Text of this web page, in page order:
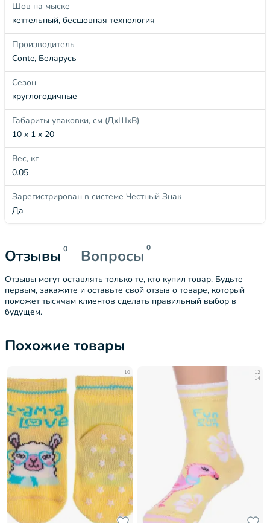
Шов на мыске
кеттельный, бесшовная технология
Производитель
Conte, Беларусь
Сезон
круглогодичные
Габариты упаковки, см (ДхШхВ)
10 x 1 x 20
Вес, кг
0.05
Зарегистрирован в системе Честный Знак
Да
Отзывы 0 Вопросы 0
Отзывы могут оставлять только те, кто купил товар. Будьте
первым, закажите и оставьте свой отзыв о товаре, который
поможет тысячам клиентов сделать правильный выбор в
будущем.
Похожие товары
10
12
14